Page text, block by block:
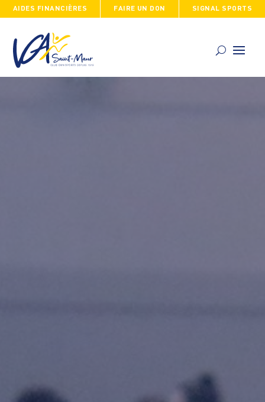
AIDES FINANCIÈRES FAIRE UN DON SIGNAL SPORTS